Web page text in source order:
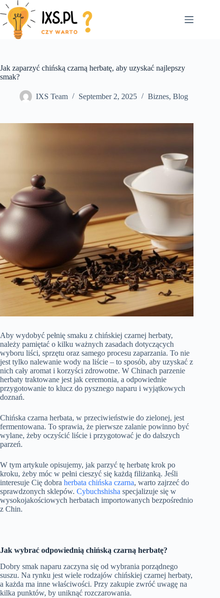
Skip
to
content
Jak zaparzyć chińską czarną herbatę, aby uzyskać najlepszy
smak?
IXS Team September 2, 2025 Biznes, Blog
Aby wydobyć pełnię smaku z chińskiej czarnej herbaty,
należy pamiętać o kilku ważnych zasadach dotyczących
wyboru liści, sprzętu oraz samego procesu zaparzania. To nie
jest tylko nalewanie wody na liście – to sposób, aby uzyskać z
nich cały aromat i korzyści zdrowotne. W Chinach parzenie
herbaty traktowane jest jak ceremonia, a odpowiednie
przygotowanie to klucz do pysznego naparu i wyjątkowych
doznań.
Chińska czarna herbata, w przeciwieństwie do zielonej, jest
fermentowana. To sprawia, że pierwsze zalanie powinno być
wylane, żeby oczyścić liście i przygotować je do dalszych
parzeń.
W tym artykule opisujemy, jak parzyć tę herbatę krok po
kroku, żeby móc w pełni cieszyć się każdą filiżanką. Jeśli
interesuje Cię dobra herbata chińska czarna, warto zajrzeć do
sprawdzonych sklepów. Cybuchshisha specjalizuje się w
wysokojakościowych herbatach importowanych bezpośrednio
z Chin.
Jak wybrać odpowiednią chińską czarną herbatę?
Dobry smak naparu zaczyna się od wybrania porządnego
suszu. Na rynku jest wiele rodzajów chińskiej czarnej herbaty,
a każda ma inne właściwości. Przy zakupie zwróć uwagę na
kilka punktów, by uniknąć rozczarowania.